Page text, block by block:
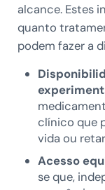
alcance. Estes
quanto
podem fazer a
clínico que
vida ou
Acesso
se que,